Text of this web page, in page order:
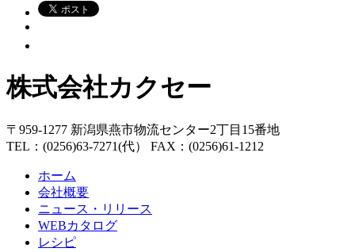
株式会社カクセー
〒959-1277 新潟県燕市物流センター2丁目15番地
TEL：(0256)63-7271(代） FAX：(0256)61-1212
ホーム
会社概要
ニュース・リリース
WEBカタログ
レシピ